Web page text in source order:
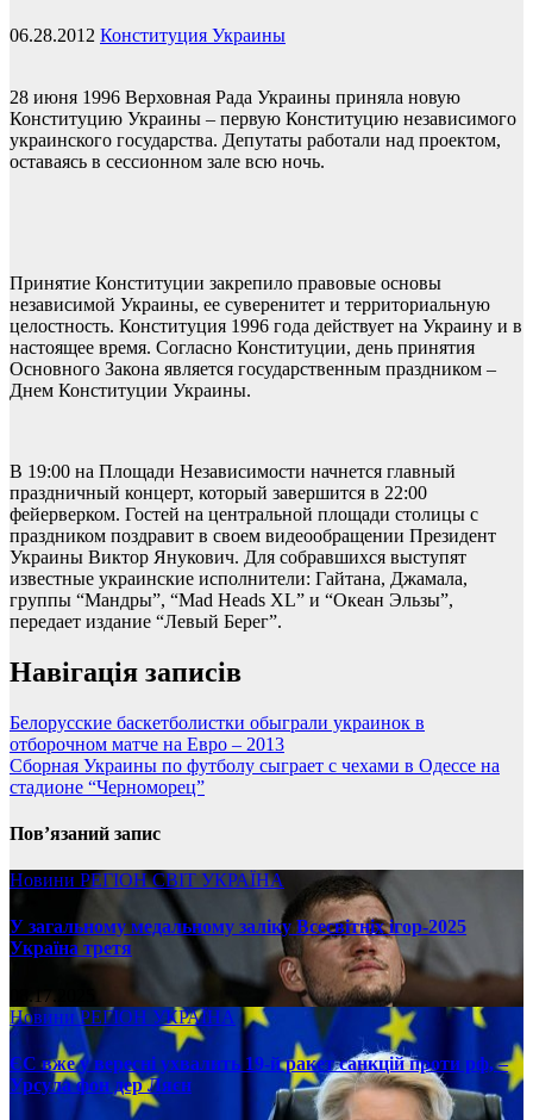
06.28.2012 Конституция Украины
28 июня 1996 Верховная Рада Украины приняла новую
Конституцию Украины – первую Конституцию независимого
украинского государства. Депутаты работали над проектом,
оставаясь в сессионном зале всю ночь.
Принятие Конституции закрепило правовые основы
независимой Украины, ее суверенитет и территориальную
целостность. Конституция 1996 года действует на Украину и в
настоящее время. Согласно Конституции, день принятия
Основного Закона является государственным праздником –
Днем Конституции Украины.
В 19:00 на Площади Независимости начнется главный
праздничный концерт, который завершится в 22:00
фейерверком. Гостей на центральной площади столицы с
праздником поздравит в своем видеообращении Президент
Украины Виктор Янукович. Для собравшихся выступят
известные украинские исполнители: Гайтана, Джамала,
группы “Мандры”, “Mad Heads XL” и “Океан Эльзы”,
передает издание “Левый Берег”.
Навігація записів
Белорусские баскетболистки обыграли украинок в
отборочном матче на Евро – 2013
Сборная Украины по футболу сыграет с чехами в Одессе на
стадионе “Черноморец”
Пов’язаний запис
Новини РЕГІОНСВІТ УКРАЇНА
У загальному медальному заліку Всесвітніх ігор-2025
Україна третя
08.17.2025
НовиниРЕГІОН УКРАЇНА
ЄС вже у вересні ухвалить 19-й ракет санкцій проти рф, –
Урсула фон дер Ляєн